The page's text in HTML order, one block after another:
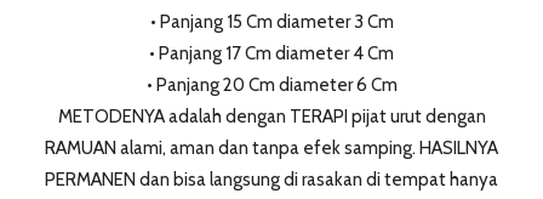
• Panjang 15 Cm diameter 3 Cm
• Panjang 17 Cm diameter 4 Cm
• Panjang 20 Cm diameter 6 Cm
METODENYA adalah dengan TERAPI pijat urut dengan
RAMUAN alami, aman dan tanpa efek samping. HASILNYA
PERMANEN dan bisa langsung di rasakan di tempat hanya